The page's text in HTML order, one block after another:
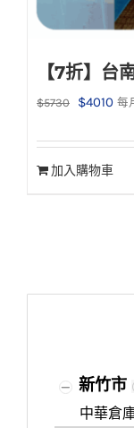
【7折】台
$5730
原
價
格：
$4010目
價
格：
每
加入購物車
新竹市 (
中華倉